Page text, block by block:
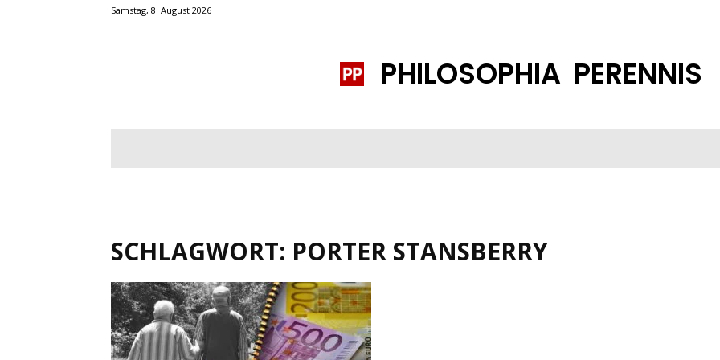
Samstag, 8. August 2026
PHILOSOPHIA PERENNIS
SCHLAGWORT: PORTER STANSBERRY